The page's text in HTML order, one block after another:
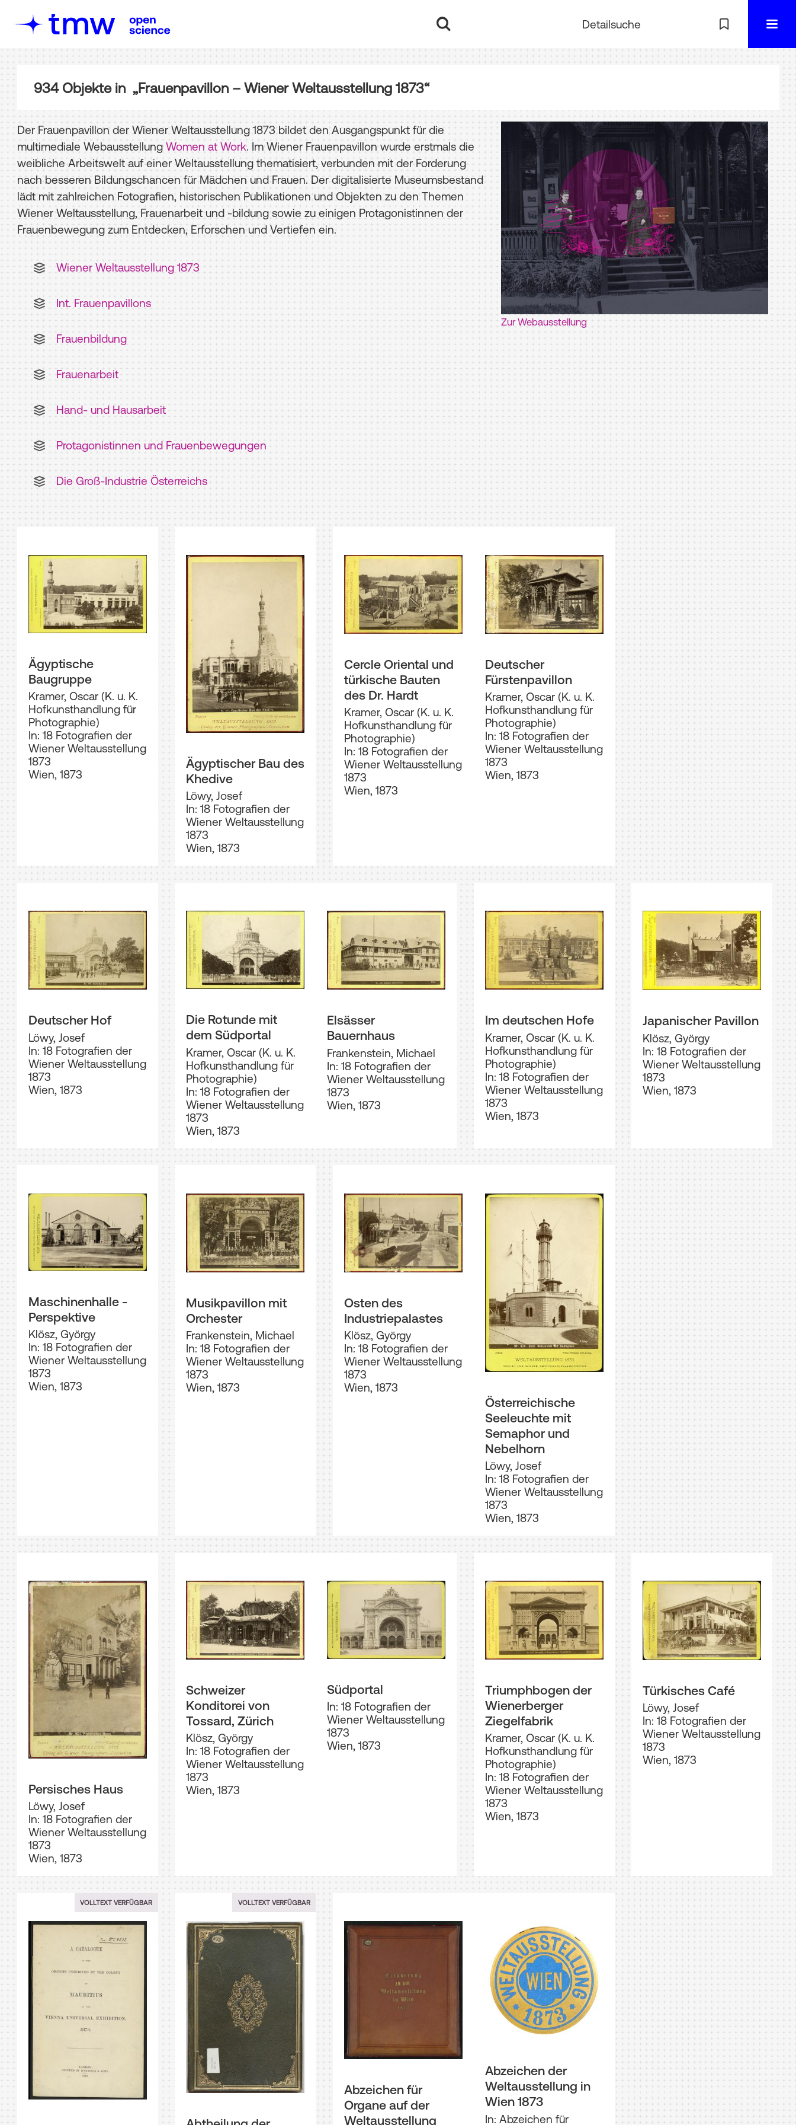
Detailsuche
934Objektein „Frauenpavillon – Wiener Weltausstellung 1873“
Zur Webausstellung
Der Frauenpavillon der Wiener Weltausstellung 1873 bildet den Ausgangspunkt für die
multimediale Webausstellung Women at Work. Im Wiener Frauenpavillon wurde erstmals die
weibliche Arbeitswelt auf einer Weltausstellung thematisiert, verbunden mit der Forderung
nach besseren Bildungschancen für Mädchen und Frauen. Der digitalisierte Museumsbestand
lädt mit zahlreichen Fotografien, historischen Publikationen und Objekten zu den Themen
Wiener Weltausstellung, Frauenarbeit und -bildung sowie zu einigen Protagonistinnen der
Frauenbewegung zum Entdecken, Erforschen und Vertiefen ein.
Wiener Weltausstellung 1873
Int. Frauenpavillons
Frauenbildung
Frauenarbeit
Hand- und Hausarbeit
Protagonistinnen und Frauenbewegungen
Die Groß-Industrie Österreichs
Ägyptische
Baugruppe
Kramer, Oscar (K. u. K.
Hofkunsthandlung für
Photographie)
In: 18 Fotografien der
Wiener Weltausstellung
1873
Wien, 1873
Ägyptischer Bau des
Khedive
Löwy, Josef
In: 18 Fotografien der
Wiener Weltausstellung
1873
Wien, 1873
Cercle Oriental und
türkische Bauten
des Dr. Hardt
Kramer, Oscar (K. u. K.
Hofkunsthandlung für
Photographie)
In: 18 Fotografien der
Wiener Weltausstellung
1873
Wien, 1873
Deutscher
Fürstenpavillon
Kramer, Oscar (K. u. K.
Hofkunsthandlung für
Photographie)
In: 18 Fotografien der
Wiener Weltausstellung
1873
Wien, 1873
Deutscher Hof
Löwy, Josef
In: 18 Fotografien der
Wiener Weltausstellung
1873
Wien, 1873
Die Rotunde mit
dem Südportal
Kramer, Oscar (K. u. K.
Hofkunsthandlung für
Photographie)
In: 18 Fotografien der
Wiener Weltausstellung
1873
Wien, 1873
Elsässer
Bauernhaus
Frankenstein, Michael
In: 18 Fotografien der
Wiener Weltausstellung
1873
Wien, 1873
Im deutschen Hofe
Kramer, Oscar (K. u. K.
Hofkunsthandlung für
Photographie)
In: 18 Fotografien der
Wiener Weltausstellung
1873
Wien, 1873
Japanischer Pavillon
Klösz, György
In: 18 Fotografien der
Wiener Weltausstellung
1873
Wien, 1873
Maschinenhalle -
Perspektive
Klösz, György
In: 18 Fotografien der
Wiener Weltausstellung
1873
Wien, 1873
Musikpavillon mit
Orchester
Frankenstein, Michael
In: 18 Fotografien der
Wiener Weltausstellung
1873
Wien, 1873
Osten des
Industriepalastes
Klösz, György
In: 18 Fotografien der
Wiener Weltausstellung
1873
Wien, 1873
Österreichische
Seeleuchte mit
Semaphor und
Nebelhorn
Löwy, Josef
In: 18 Fotografien der
Wiener Weltausstellung
1873
Wien, 1873
Persisches Haus
Löwy, Josef
In: 18 Fotografien der
Wiener Weltausstellung
1873
Wien, 1873
Schweizer
Konditorei von
Tossard, Zürich
Klösz, György
In: 18 Fotografien der
Wiener Weltausstellung
1873
Wien, 1873
Südportal
In: 18 Fotografien der
Wiener Weltausstellung
1873
Wien, 1873
Triumphbogen der
Wienerberger
Ziegelfabrik
Kramer, Oscar (K. u. K.
Hofkunsthandlung für
Photographie)
In: 18 Fotografien der
Wiener Weltausstellung
1873
Wien, 1873
Türkisches Café
Löwy, Josef
In: 18 Fotografien der
Wiener Weltausstellung
1873
Wien, 1873
VOLLTEXT VERFÜGBAR VOLLTEXT VERFÜGBAR
Abzeichen für
Organe auf der
Weltausstellung
Abzeichen der
Weltausstellung in
Wien 1873
In: Abzeichen für